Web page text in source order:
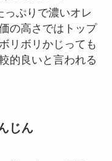
っぷりで濃いオレ
の高さではトップ
リボリかじっても
的良いと言われる
じん